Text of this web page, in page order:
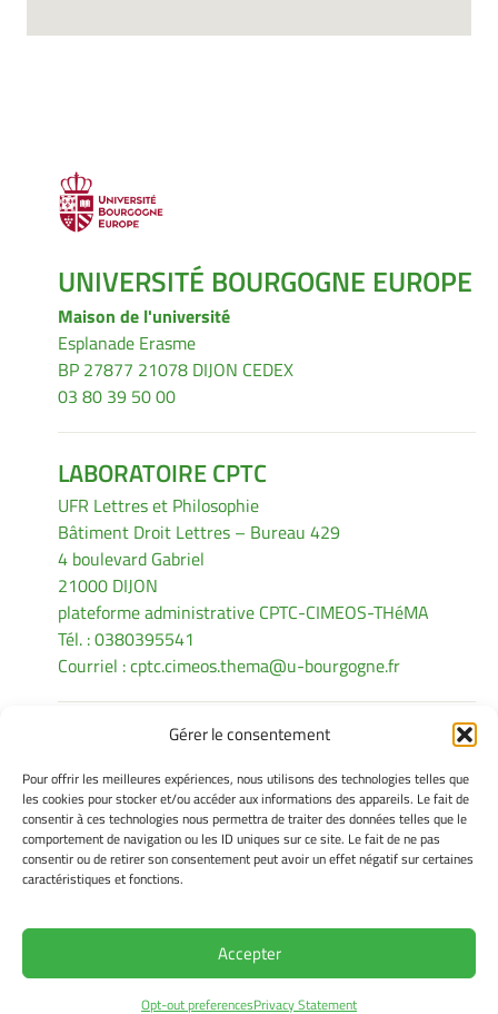
Gérer le consentement
Pour offrir les meilleures expériences, nous utilisons des technologies telles que
les cookies pour stocker et/ou accéder aux informations des appareils. Le fait de
consentir à ces technologies nous permettra de traiter des données telles que le
comportement de navigation ou les ID uniques sur ce site. Le fait de ne pas
consentir ou de retirer son consentement peut avoir un effet négatif sur certaines
caractéristiques et fonctions.
Accepter
Opt-out preferencesPrivacy Statement
UNIVERSITÉ BOURGOGNE EUROPE
Maison de l'université
Esplanade Erasme
BP 27877 21078 DIJON CEDEX
03 80 39 50 00
LABORATOIRE CPTC
UFR Lettres et Philosophie
Bâtiment Droit Lettres – Bureau 429
4 boulevard Gabriel
21000 DIJON
plateforme administrative CPTC-CIMEOS-THéMA
Tél. : 0380395541
Courriel :cptc.cimeos.thema@u-bourgogne.fr
INFORMATIONS LÉGALES
Mentions légales
Gérer mes cookies
Politique de cookies
Déclaration de confidentialité
Site Officiel - CPTC @ 2026